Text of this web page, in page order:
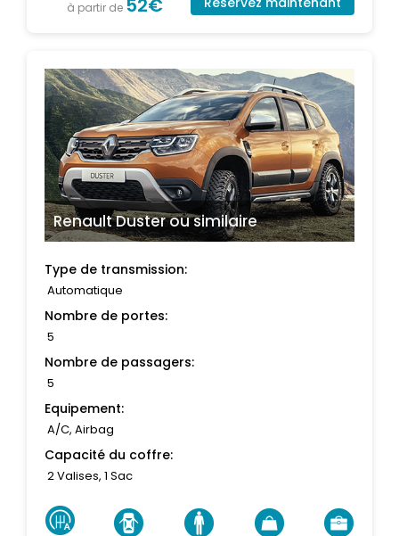
à partir de 52€
Renault Dusterou similaire
Type de transmission:
Automatique
Nombre de portes:
5
Nombre de passagers:
5
Equipement:
A/C, Airbag
Capacité du coffre:
2 Valises, 1 Sac